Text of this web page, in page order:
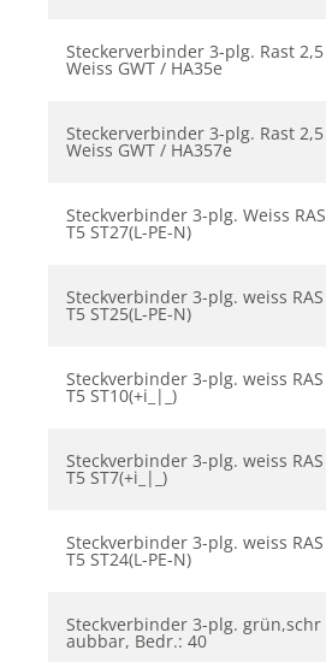
Steckerverbinder 3-plg. Rast 2,5
Weiss GWT / HA35e
Steckerverbinder 3-plg. Rast 2,5
Weiss GWT / HA357e
Steckverbinder 3-plg. Weiss RAS
T5 ST27(L-PE-N)
Steckverbinder 3-plg. weiss RAS
T5 ST25(L-PE-N)
Steckverbinder 3-plg. weiss RAS
T5 ST10(+i_|_)
Steckverbinder 3-plg. weiss RAS
T5 ST7(+i_|_)
Steckverbinder 3-plg. weiss RAS
T5 ST24(L-PE-N)
Steckverbinder 3-plg. grün,schr
aubbar, Bedr.: 40